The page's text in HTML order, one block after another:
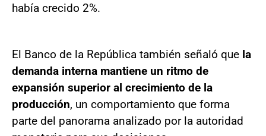
había crecido 2%.
El Banco de la República también señaló que la
demanda interna mantiene un ritmo de
expansión superior al crecimiento de la
producción, un comportamiento que forma
parte del panorama analizado por la autoridad